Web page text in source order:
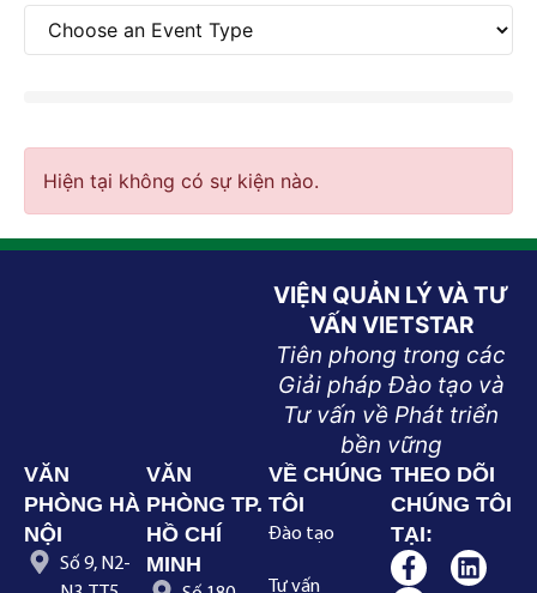
Hiện tại không có sự kiện nào.
VIỆN QUẢN LÝ VÀ TƯ
VẤN VIETSTAR
Tiên phong trong các
Giải pháp Đào tạo và
Tư vấn về Phát triển
bền vững
VĂN
PHÒNG HÀ
NỘI
Số 9, N2-
VĂN
PHÒNG TP.
HỒ CHÍ
MINH
VỀ CHÚNG
TÔI
Đào tạo
Tư vấn
THEO DÕI
CHÚNG TÔI
TẠI: